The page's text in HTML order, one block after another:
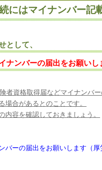
にはマイナンバー
として、
ナンバーの届出をお願いし
者資格取得届などマイナンバ
合があるとのことです。
容を確認しておきましょう。
バーの届出をお願いします（